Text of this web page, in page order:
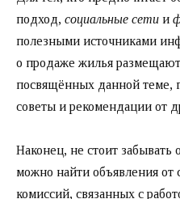
подход, социальные сети и
полезными источниками
о продаже жилья
посвящённых данной теме,
советы и рекомендации от
Наконец, не стоит забывать о
можно найти объявления от
комиссий, связанных с